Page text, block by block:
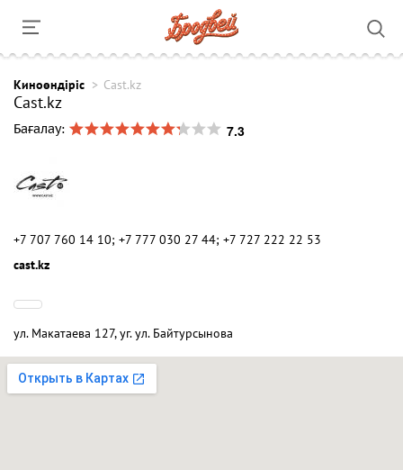
Киноөндіріс Cast.kz
Cast.kz
Бағалау: 7.3
+7 707 760 14 10; +7 777 030 27 44; +7 727 222 22 53
cast.kz
ул. Макатаева 127, уг. ул. Байтурсынова